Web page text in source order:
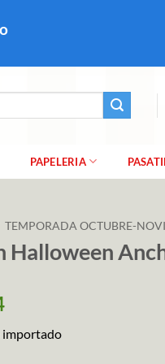
PAPELERIA
TEMPORADA OCTUBRE-
Halloween
importado